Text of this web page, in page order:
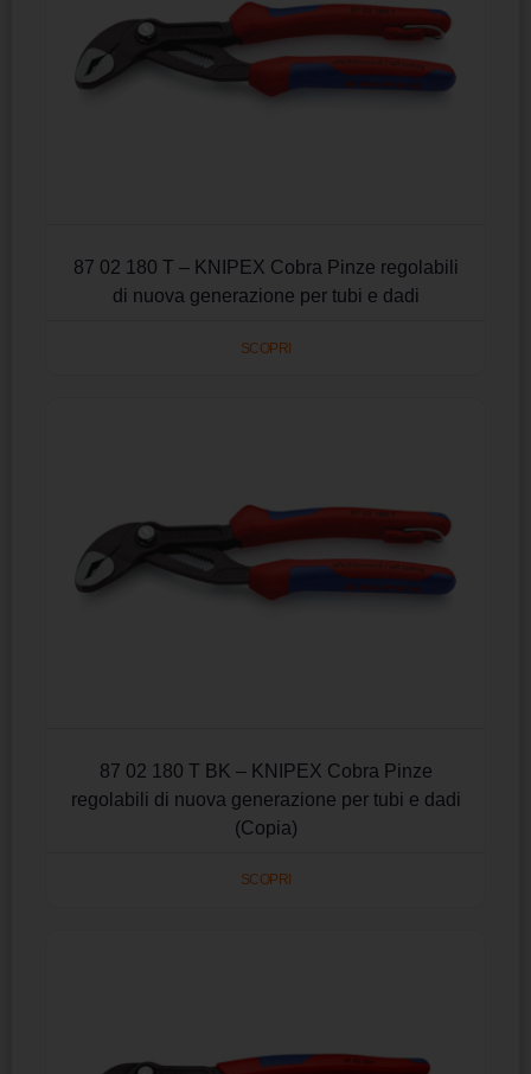
87 02 180 T – KNIPEX Cobra Pinze regolabili
di nuova generazione per tubi e dadi
SCOPRI
87 02 180 T BK – KNIPEX Cobra Pinze
regolabili di nuova generazione per tubi e dadi
(Copia)
SCOPRI